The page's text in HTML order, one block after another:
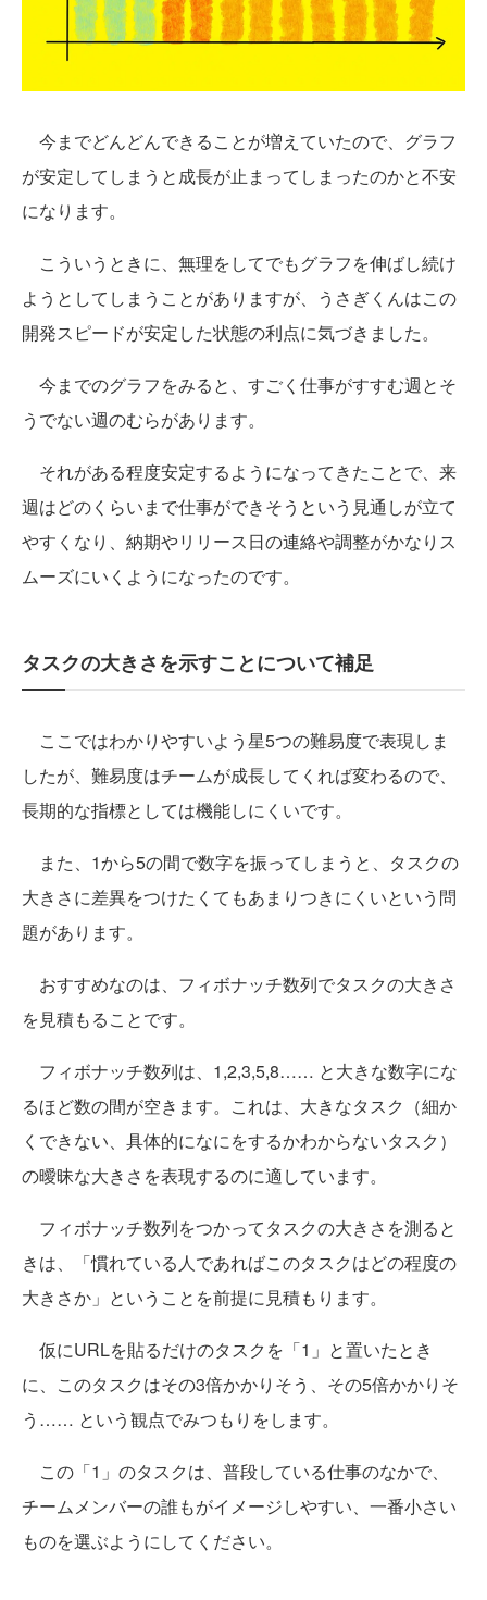
今までどんどんできることが増えていたので、グラフ
が安定してしまうと成長が止まってしまったのかと不安
になります。
こういうときに、無理をしてでもグラフを伸ばし続け
ようとしてしまうことがありますが、うさぎくんはこの
開発スピードが安定した状態の利点に気づきました。
今までのグラフをみると、すごく仕事がすすむ週とそ
うでない週のむらがあります。
それがある程度安定するようになってきたことで、来
週はどのくらいまで仕事ができそうという見通しが立て
やすくなり、納期やリリース日の連絡や調整がかなりス
ムーズにいくようになったのです。
タスクの大きさを示すことについて補足
ここではわかりやすいよう星5つの難易度で表現しま
したが、難易度はチームが成長してくれば変わるので、
長期的な指標としては機能しにくいです。
また、1から5の間で数字を振ってしまうと、タスクの
大きさに差異をつけたくてもあまりつきにくいという問
題があります。
おすすめなのは、フィボナッチ数列でタスクの大きさ
を見積もることです。
フィボナッチ数列は、1,2,3,5,8…… と大きな数字にな
るほど数の間が空きます。これは、大きなタスク（細か
くできない、具体的になにをするかわからないタスク）
の曖昧な大きさを表現するのに適しています。
フィボナッチ数列をつかってタスクの大きさを測ると
きは、「慣れている人であればこのタスクはどの程度の
大きさか」ということを前提に見積もります。
仮にURLを貼るだけのタスクを「1」と置いたとき
に、このタスクはその3倍かかりそう、その5倍かかりそ
う…… という観点でみつもりをします。
この「1」のタスクは、普段している仕事のなかで、
チームメンバーの誰もがイメージしやすい、一番小さい
ものを選ぶようにしてください。